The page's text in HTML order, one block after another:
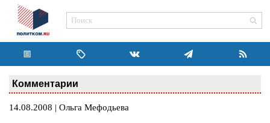
Комментарии
14.08.2008 | Ольга Мефодьева